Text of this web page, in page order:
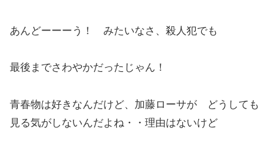
あんどーーーう！ みたいなさ、殺人犯でも
最後までさわやかだったじゃん！
青春物は好きなんだけど、加藤ローサが どうしても
見る気がしないんだよね・・理由はないけど